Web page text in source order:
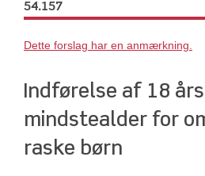
54.157
Dette forslag har en anmærkning.
Indførelse af 18 års
mindstealder for
raske børn